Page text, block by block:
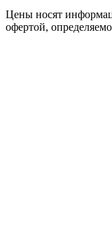
Цены носят
офертой,